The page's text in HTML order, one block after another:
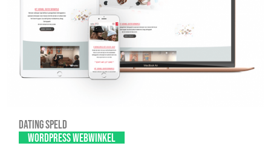
Dating Speld
WordPress webwinkel